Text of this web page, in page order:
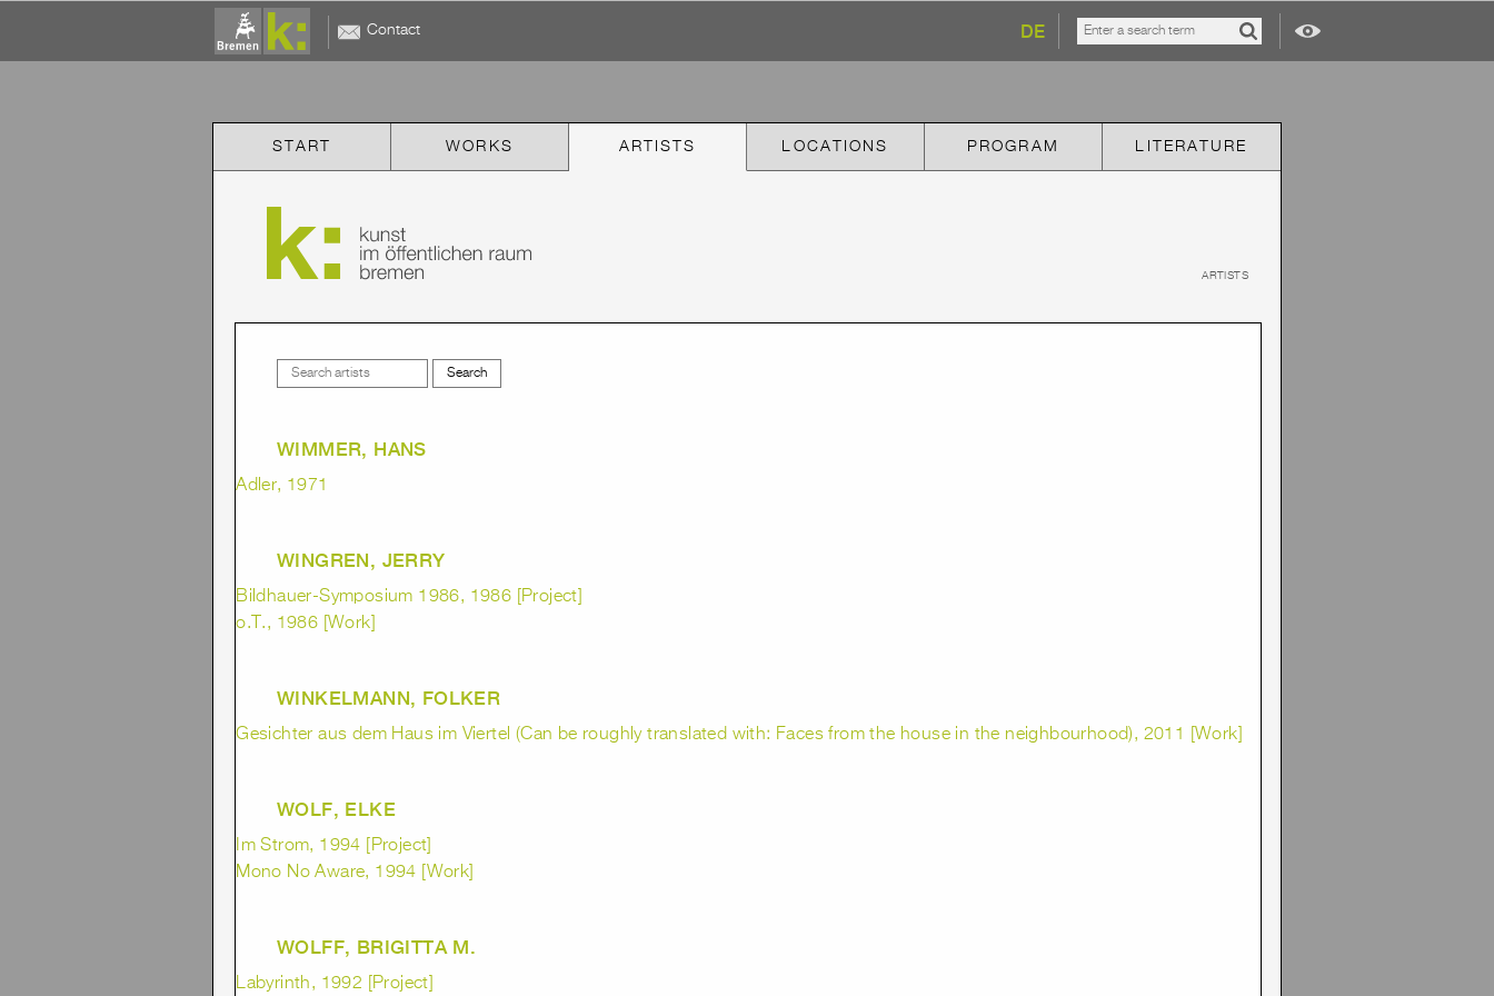
Contact DE
START WORKS ARTISTS LOCATIONS PROGRAM LITERATURE
ARTISTS
WIMMER, HANS
Adler, 1971
WINGREN, JERRY
Bildhauer-Symposium 1986, 1986 [Project]
o.T., 1986 [Work]
WINKELMANN, FOLKER
Gesichter aus dem Haus im Viertel (Can be roughly translated with: Faces from the house in the neighbourhood), 2011 [Work]
WOLF, ELKE
Im Strom, 1994 [Project]
Mono No Aware, 1994 [Work]
WOLFF, BRIGITTA M.
Labyrinth, 1992 [Project]